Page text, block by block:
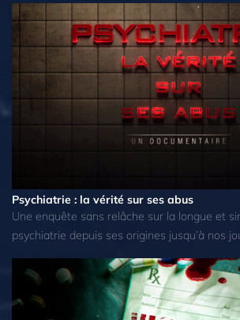
Psychiatrie : la vérité sur ses abus
Une enquête sans relâche sur la longue et
psychiatrie depuis ses origines jusqu’à nos